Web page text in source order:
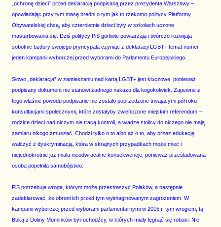
„ochronę dzieci” przed deklaracją podpisaną przez prezydenta Warszawy –
opowiadając przy tym masę bredni o tym jak to rzekomo politycy Platformy
Obywatelskiej chcą, aby czteroletnie dzieci były w szkołach uczone
masturbowania się. Dziś politycy PiS gorliwie powtarzają i twórczo rozwijają
sobotnie bzdury swojego pryncypała czyniąc z deklaracji LGBT+ temat numer
jeden kampanii wyborczej przed wyborami do Parlamentu Europejskiego.
Słowo „deklaracja” w zamieszaniu nad kartą LGBT+ jest kluczowe, ponieważ
podpisany dokument nie stanowi żadnego nakazu dla kogokolwiek. Zapewne z
tego właśnie powodu podpisanie nie zostało poprzedzone trwającymi pół roku
konsultacjami społecznymi, które zostałyby zwieńczone miejskim referendum –
rodzice dzieci nad niczym nie tracą kontroli, a władze stolicy do niczego nie mają
zamiaru nikogo zmuszać. Chodzi tylko o to albo aż o to, aby przez edukację
walczyć z dyskryminacją, która w skrajnych przypadkach może mieć i
niejednokrotnie już miała nieodwracalne konsekwencje, ponieważ prześladowana
osoba popełniła samobójstwo.
PiS potrzebuje wroga, którym może przestraszyć Polaków, a następnie
zadeklarować, że obroni ich przed tym wyimaginowanym zagrożeniem. W
kampanii wyborczej przed wyborami parlamentarnymi w 2015 r. tym wrogiem, tą
Buką z Doliny Muminków byli uchodźcy, w których miały lęgnąć się robaki. Nie